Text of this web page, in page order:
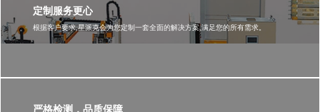
具有十余年的产品研发、生产、销售经验。技术力量雄厚，设计制造能力强，生产设备
完善精良，测试设备齐全，管理制度健全，产品质量广受国内外用户好评，在同行业中
技术力量雄厚。
根据客户要求,星派克会为您定制一套全面的解决方案,满足您的所有需求。